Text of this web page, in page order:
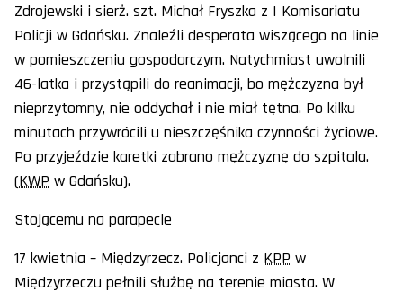
Zdrojewski i sierż. szt. Michał Fryszka z I Komisariatu
Policji w Gdańsku. Znaleźli desperata wiszącego na linie
w pomieszczeniu gospodarczym. Natychmiast uwolnili
46-latka i przystąpili do reanimacji, bo mężczyzna był
nieprzytomny, nie oddychał i nie miał tętna. Po kilku
minutach przywrócili u nieszczęśnika czynności życiowe.
Po przyjeździe karetki zabrano mężczyznę do szpitala.
(KWP w Gdańsku).
Stojącemu na parapecie
17 kwietnia – Międzyrzecz. Policjanci z KPP w
Międzyrzeczu pełnili służbę na terenie miasta. W